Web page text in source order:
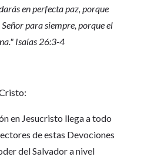
en perfecta paz, porque
para siempre, porque el
Isaías 26:3-4
en Jesucristo llega a todo
de estas Devociones
del Salvador a nivel